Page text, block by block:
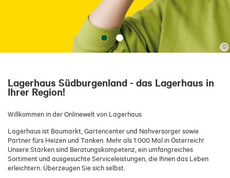
©
Lagerhaus Südburgenland - das Lagerhaus in
Ihrer Region!
Willkommen in der Onlinewelt von Lagerhaus
Lagerhaus ist Baumarkt, Gartencenter und Nahversorger sowie
Partner fürs Heizen und Tanken. Mehr als 1.000 Mal in Österreich!
Unsere Stärken sind Beratungskompetenz, ein umfangreiches
Sortiment und ausgesuchte Serviceleistungen, die Ihnen das Leben
erleichtern. Überzeugen Sie sich selbst.